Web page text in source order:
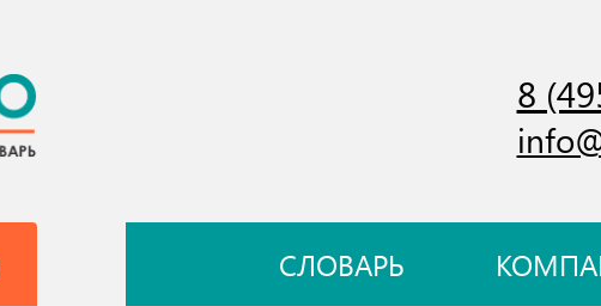
8
СЛОВАРЬ